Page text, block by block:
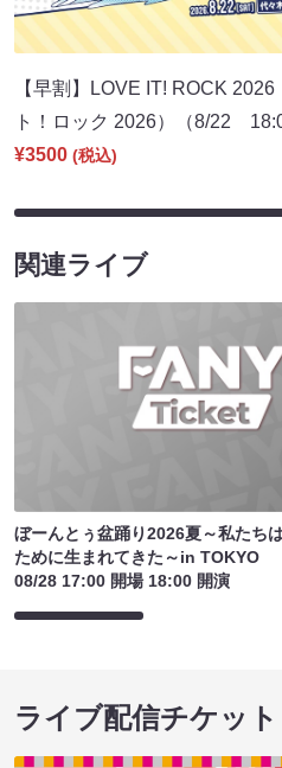
【早割】LOVE IT! ROCK 2026
ト！ロック 2026）（8/22
¥3500 (税込)
関連ライブ
ぼーんとぅ盆踊り2026夏～私たち
ために生まれてきた～in TOKYO
08/28 17:00 開場 18:00 開演
ライブ配信チケット